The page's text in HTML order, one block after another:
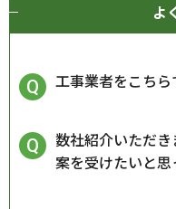
よ
工事業者をこち
数社紹介いただ
案を受けたいと思